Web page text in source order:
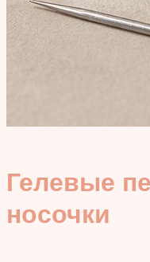
Гелевые
носочки